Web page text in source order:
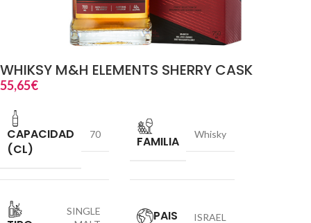
WHIKSY M&H ELEMENTS SHERRY CASK
55,65€
CAPACIDAD
(CL)
70 FAMILIA Whisky
SINGLE
PAIS ISRAEL